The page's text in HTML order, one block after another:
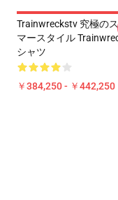
Trainwreckstv 究極の
マースタイル
シャツ
￥384,250 - ￥442,250